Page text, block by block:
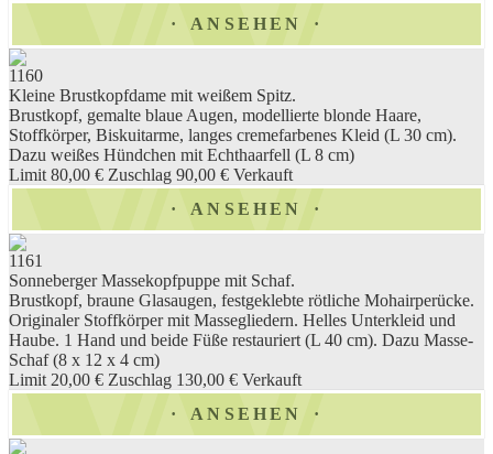
ANSEHEN
1160
Kleine Brustkopfdame mit weißem Spitz.
Brustkopf, gemalte blaue Augen, modellierte blonde Haare,
Stoffkörper, Biskuitarme, langes cremefarbenes Kleid (L 30 cm).
Dazu weißes Hündchen mit Echthaarfell (L 8 cm)
Limit 80,00 € Zuschlag 90,00 € Verkauft
ANSEHEN
1161
Sonneberger Massekopfpuppe mit Schaf.
Brustkopf, braune Glasaugen, festgeklebte rötliche Mohairperücke.
Originaler Stoffkörper mit Massegliedern. Helles Unterkleid und
Haube. 1 Hand und beide Füße restauriert (L 40 cm). Dazu Masse-
Schaf (8 x 12 x 4 cm)
Limit 20,00 € Zuschlag 130,00 € Verkauft
ANSEHEN